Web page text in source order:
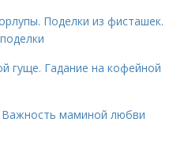
Поделки из фисташек.
гуще. Гадание на кофейной
маминой любви